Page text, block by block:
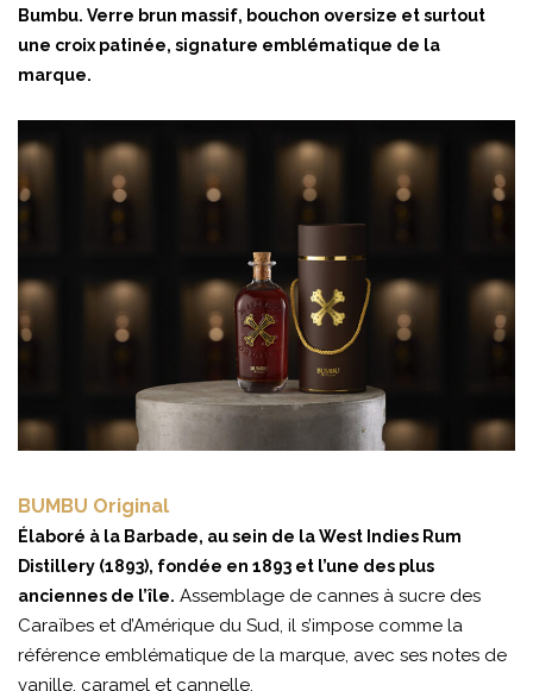
Bumbu. Verre brun massif, bouchon oversize et surtout
une croix patinée, signature emblématique de la
marque.
BUMBU Original
Élaboré à la Barbade, au sein de la West Indies Rum
Distillery (1893), fondée en 1893 et l’une des plus
anciennes de l’île. Assemblage de cannes à sucre des
Caraïbes et d’Amérique du Sud, il s’impose comme la
référence emblématique de la marque, avec ses notes de
vanille, caramel et cannelle.